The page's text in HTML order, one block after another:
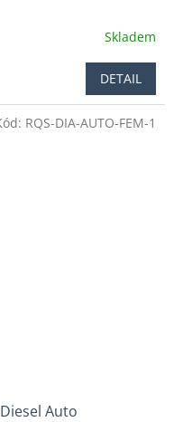
Skladem
DETAIL
Auto
RQS-DIA-AUTO-FEM-1